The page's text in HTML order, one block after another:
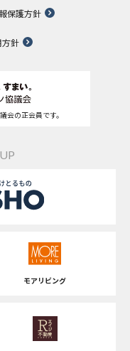
保護方針
方針
会の正会員です。
モアリビング